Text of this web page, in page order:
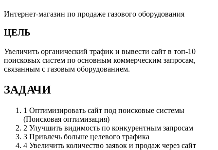
Интернет-магазин по продаже газового оборудования
ЦЕЛЬ
Увеличить органический трафик и вывести сайт в топ-10
поисковых систем по основным коммерческим запросам,
связанным с газовым оборудованием.
ЗАДАЧИ
1 Оптимизировать сайт под поисковые системы
(Поисковая оптимизация)
2 Улучшить видимость по конкурентным запросам
3 Привлечь больше целевого трафика
4 Увеличить количество заявок и продаж через сайт